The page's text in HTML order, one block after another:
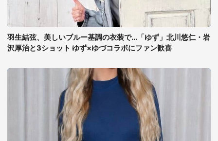
羽生結弦、美しいブルー基調の衣装で...「ゆず」北川悠仁・岩
沢厚治と3ショット ゆず×ゆづコラボにファン歓喜